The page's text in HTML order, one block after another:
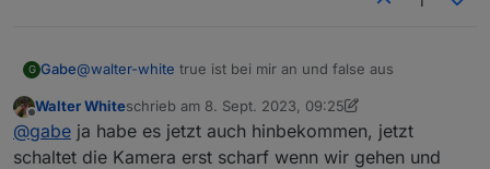
G Gabe@walter-white true ist bei mir an und false aus
Offline
Walter Whiteschrieb am 8. Sept. 2023, 09:25
zuletzt editiert von Walter White9. Aug. 2023, 11:26
@gabe ja habe es jetzt auch hinbekommen, jetzt
schaltet die Kamera erst scharf wenn wir gehen und